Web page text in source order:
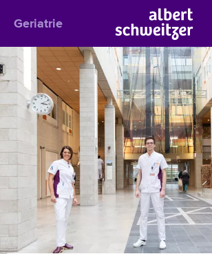
Geriatrie
Geriatrie
Praktische informatie
Het behandelteam
Polikliniek
Verpleegafdeling
Geriatrische Trauma Unit
Veelgestelde vragen
Uw dossier inzien?
Geriaters
Folders
Handige links